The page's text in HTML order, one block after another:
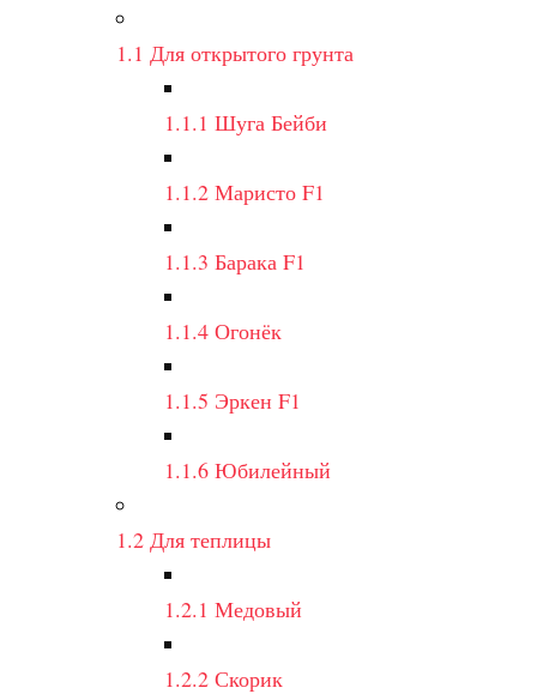
1.1 Для открытого грунта
1.1.1 Шуга Бейби
1.1.2 Маристо F1
1.1.3 Барака F1
1.1.4 Огонёк
1.1.5 Эркен F1
1.1.6 Юбилейный
1.2 Для теплицы
1.2.1 Медовый
1.2.2 Скорик